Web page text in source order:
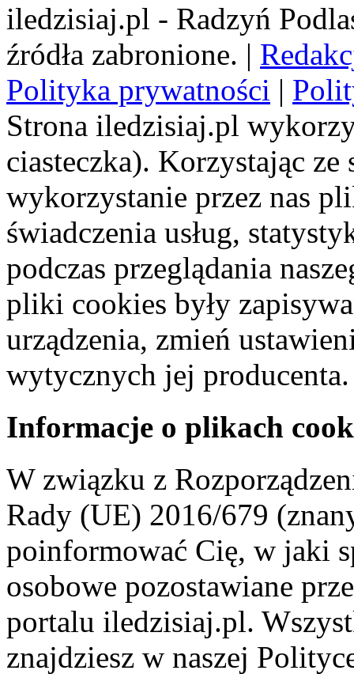
iledzisiaj.pl - Radzyń
źródła zabronione. |
Polityka prywatności |
Strona iledzisiaj.pl
ciasteczka). Korzystając
wykorzystanie przez nas
świadczenia usług,
podczas przeglądania
pliki cookies były
urządzenia, zmień
wytycznych jej producenta.
Informacje o plikach
W związku z
Rady (UE) 2016/679
poinformować Cię, w jaki
osobowe pozostawiane
portalu iledzisiaj.pl.
znajdziesz w naszej